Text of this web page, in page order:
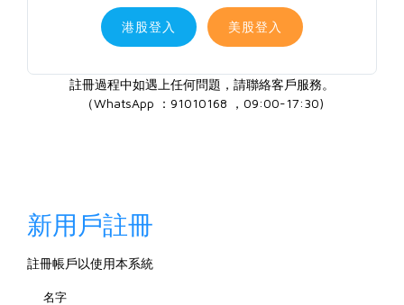
港股登入 美股登入
註冊過程中如遇上任何問題，請聯絡客戶服務。
（WhatsApp ：91010168 ，09:00-17:30)
新用戶註冊
註冊帳戶以使用本系統
名字